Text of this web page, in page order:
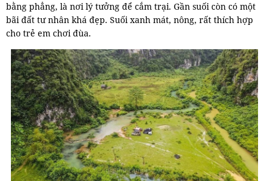
bằng phẳng, là nơi lý tưởng để cắm trại. Gần suối còn có một
bãi đất tư nhân khá đẹp. Suối xanh mát, nông, rất thích hợp
cho trẻ em chơi đùa.